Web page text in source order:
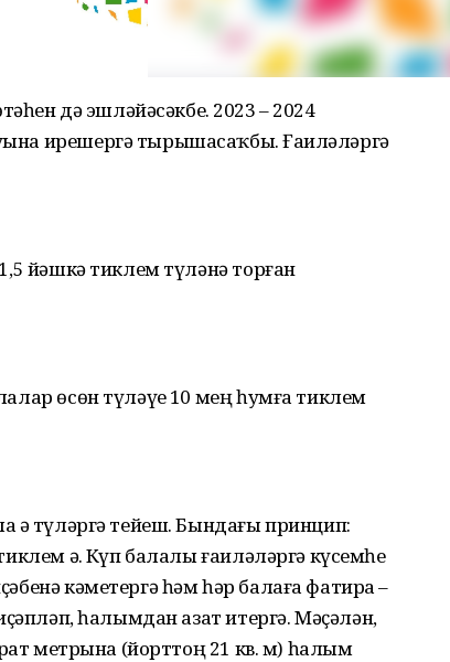
дә эш­ләйәсәкбеҙ. 2023 – 2024
ирешергә тырыша­саҡбыҙ. Ғаилә­ләргә
йәшкә тиклем түләнә торған
өсөн түләүҙе 10 мең һумға тиклем
түләргә тейеш. Бындағы принцип:
әҙ. Күп балалы ғаиләләргә күсемһеҙ
кәметергә һәм һәр балаға фатирҙа –
һалымдан азат итергә. Мәҫәлән,
метрына (йорттоң 21 кв. м) һалым